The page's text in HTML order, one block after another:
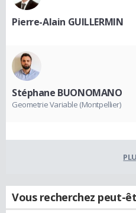
Pierre-Alain GUILLERMIN
Stéphane BUONOMANO
Geometrie Variable (Montpellier)
Vous recherchez peut-